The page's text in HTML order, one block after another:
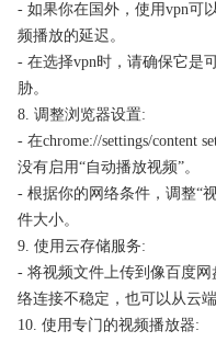
- 如果你在国外，使用vpn可
频播放的延迟。
- 在选择vpn时，请确保它是
胁。
8. 调整浏览器设置:
- 在chrome://settings/content
没有启用“自动播放视频”。
- 根据你的网络条件，调整“
件大小。
9. 使用云存储服务:
- 将视频文件上传到像百度
络连接不稳定，也可以从云端
10. 使用专门的视频播放器: